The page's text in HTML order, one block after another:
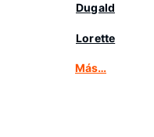
Dugald
Lorette
Más…